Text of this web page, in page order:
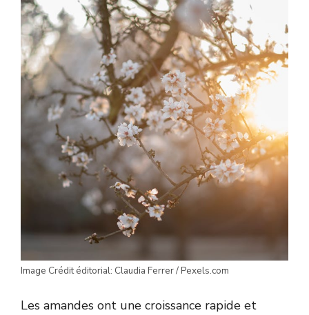
Image Crédit éditorial: Claudia Ferrer / Pexels.com
Les amandes ont une croissance rapide et